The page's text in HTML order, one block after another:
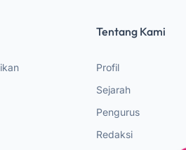
Tentang Kami
Profil
Sejarah
Pengurus
Redaksi